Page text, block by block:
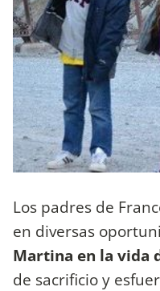
Los padres de
en diversas
Martina en la vida
de sacrificio y